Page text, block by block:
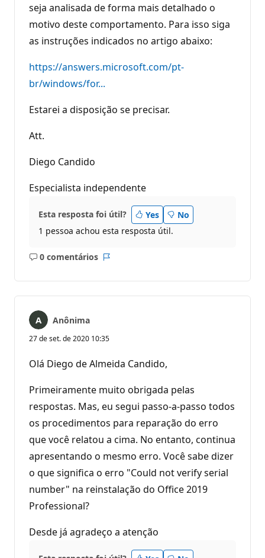
seja analisada de forma mais detalhado o
motivo deste comportamento. Para isso siga
as instruções indicados no artigo abaixo:
https://answers.microsoft.com/pt-
br/windows/for...
Estarei a disposição se precisar.
Att.
Diego Candido
Especialista independente
Esta resposta foi útil? Yes
No
1 pessoa achou esta resposta útil.
0 comentários
Sem
Anônima
27 de set. de 2020 10:35
Olá Diego de Almeida Candido,
Primeiramente muito obrigada pelas
respostas. Mas, eu segui passo-a-passo todos
os procedimentos para reparação do erro
que você relatou a cima. No entanto, continua
apresentando o mesmo erro. Você sabe dizer
o que significa o erro "Could not verify serial
number" na reinstalação do Office 2019
Professional?
Desde já agradeço a atenção